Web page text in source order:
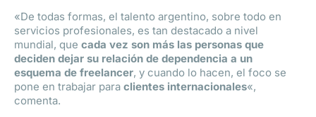
«De todas formas, el talento argentino, sobre todo en
servicios profesionales, es tan destacado a nivel
mundial, que cada vez son más las personas que
deciden dejar su relación de dependencia a un
esquema de freelancer, y cuando lo hacen, el foco se
pone en trabajar para clientes internacionales«,
comenta.